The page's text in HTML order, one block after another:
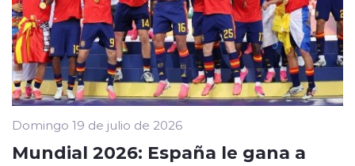
Domingo 19 de julio de 2026
Mundial 2026: España le gana a